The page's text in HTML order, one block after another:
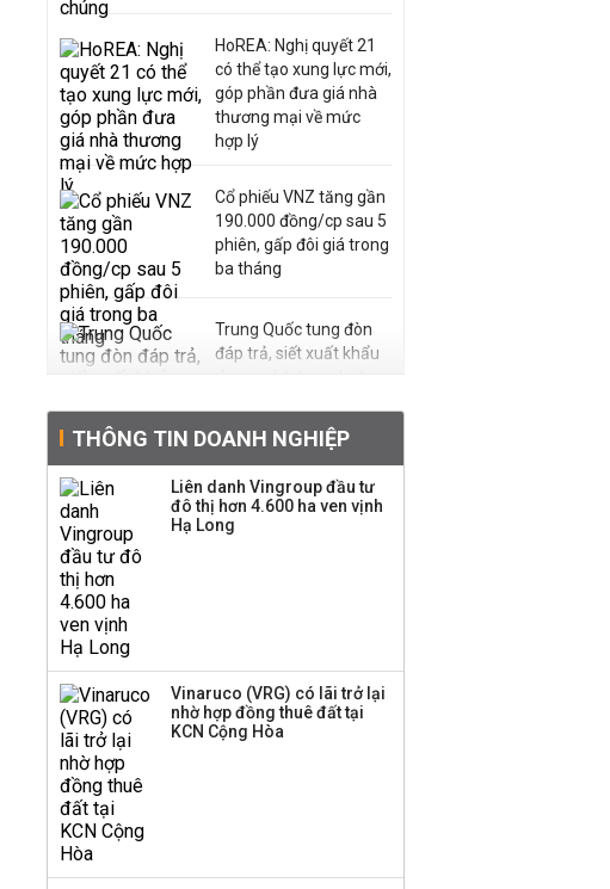
HoREA: Nghị quyết 21
có thể tạo xung lực mới,
góp phần đưa giá nhà
thương mại về mức
hợp lý
Cổ phiếu VNZ tăng gần
190.000 đồng/cp sau 5
phiên, gấp đôi giá trong
ba tháng
Trung Quốc tung đòn
đáp trả, siết xuất khẩu
drone và trừng phạt
Hoá chất Đức Giang
công bố hai ứng viên
HĐQT, cổ phiếu DGC
tăng trần
trang, phụ kiện cao cấp
Hãng kim cương tài trợ
Lãi thuần từ dịch vụ
THÔNG TIN DOANH NGHIỆP
Liên danh Vingroup đầu tư
đô thị hơn 4.600 ha ven vịnh
Hạ Long
Vinaruco (VRG) có lãi trở lại
nhờ hợp đồng thuê đất tại
KCN Cộng Hòa